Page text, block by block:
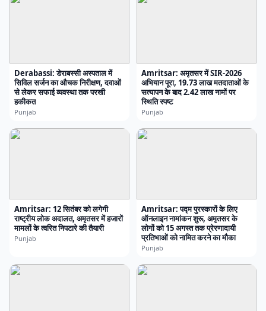
Derabassi: डेराबस्सी अस्पताल में
सिविल सर्जन का औचक निरीक्षण, दवाओं
से लेकर सफाई व्यवस्था तक परखी
हकीकत
Punjab
Amritsar: अमृतसर में SIR-2026
अभियान पूरा, 19.73 लाख मतदाताओं के
सत्यापन के बाद 2.42 लाख नामों पर
स्थिति स्पष्ट
Punjab
Amritsar: 12 सितंबर को लगेगी
राष्ट्रीय लोक अदालत, अमृतसर में हजारों
मामलों के त्वरित निपटारे की तैयारी
Punjab
Amritsar: पद्म पुरस्कारों के लिए
ऑनलाइन नामांकन शुरू, अमृतसर के
लोगों को 15 अगस्त तक प्रेरणादायी
प्रतिभाओं को नामित करने का मौका
Punjab